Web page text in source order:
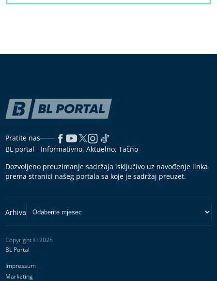
Pratite nas
BL portal - Informativno, Aktuelno, Tačno
Dozvoljeno preuzimanje sadržaja isključivo uz navođenje linka
prema stranici našeg portala sa koje je sadržaj preuzet.
Copyright © 2026
BL Portal
Impressum
Marketing